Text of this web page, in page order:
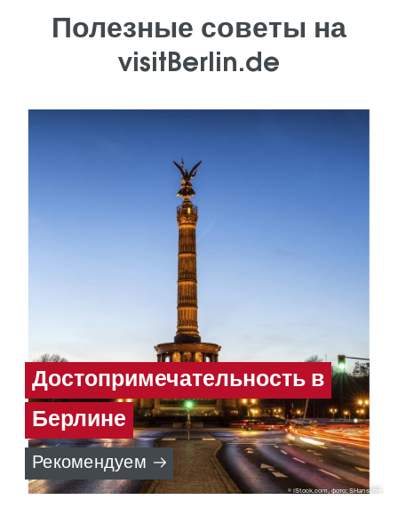
Полезные советы на
visitBerlin.de
iStock.com, фото: SHansche
Достопримечательность в
Берлине
Рекомендуем